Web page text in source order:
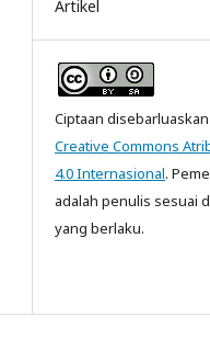
Artikel
Ciptaan
Creative Commons
4.0 Internasional.
adalah penulis sesuai
yang berlaku.